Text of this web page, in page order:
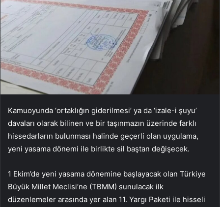
Kamuoyunda ‘ortaklığın giderilmesi’ ya da ‘izale-i şuyu’
davaları olarak bilinen ve bir taşınmazın üzerinde farklı
hissedarların bulunması halinde geçerli olan uygulama,
yeni yasama dönemi ile birlikte sil baştan değişecek.
1 Ekim’de yeni yasama dönemine başlayacak olan Türkiye
Büyük Millet Meclisi’ne (TBMM) sunulacak ilk
düzenlemeler arasında yer alan 11. Yargı Paketi ile hisseli